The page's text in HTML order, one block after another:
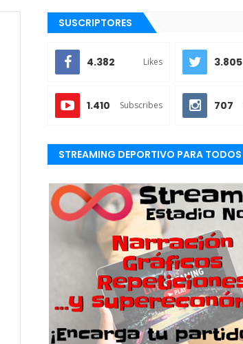
SUSCRIPTORES
4.382 Likes 3.805
1.410 Subscribes 707
STREAMING DEPORTIVO PARA TODOS